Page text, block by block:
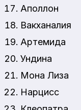
Аполлон
Вакханалия
Артемида
Ундина
Мона Лиза
Нарцисс